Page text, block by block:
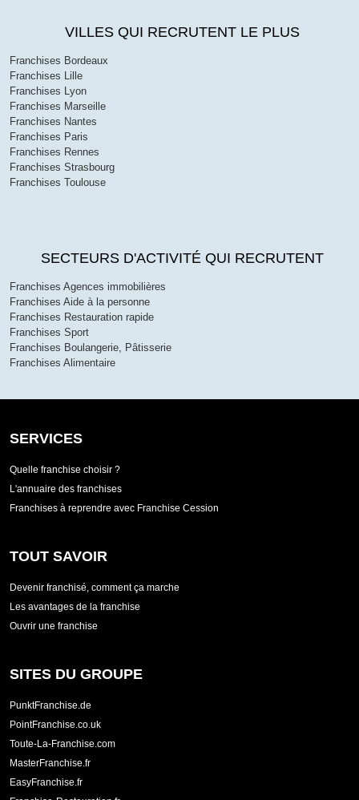
VILLES QUI RECRUTENT LE PLUS
Franchises Bordeaux
Franchises Lille
Franchises Lyon
Franchises Marseille
Franchises Nantes
Franchises Paris
Franchises Rennes
Franchises Strasbourg
Franchises Toulouse
SECTEURS D'ACTIVITÉ QUI RECRUTENT
Franchises Agences immobilières
Franchises Aide à la personne
Franchises Restauration rapide
Franchises Sport
Franchises Boulangerie, Pâtisserie
Franchises Alimentaire
SERVICES
Quelle franchise choisir ?
L'annuaire des franchises
Franchises à reprendre avec Franchise Cession
TOUT SAVOIR
Devenir franchisé, comment ça marche
Les avantages de la franchise
Ouvrir une franchise
SITES DU GROUPE
PunktFranchise.de
PointFranchise.co.uk
Toute-La-Franchise.com
MasterFranchise.fr
EasyFranchise.fr